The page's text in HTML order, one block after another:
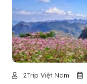
2Trip Việt Nam